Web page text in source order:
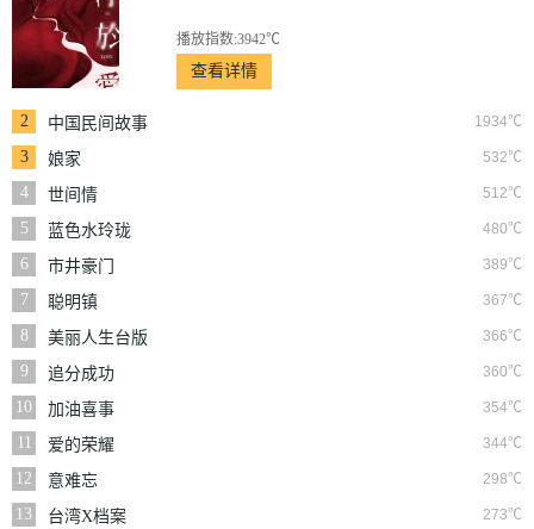
播放指数:3942℃
查看详情
2 1934℃
中国民间故事
3
532℃
娘家
4
512℃
世间情
5
480℃
蓝色水玲珑
6
389℃
市井豪门
7
367℃
聪明镇
8
366℃
美丽人生台版
9
360℃
追分成功
10
354℃
加油喜事
11
344℃
爱的荣耀
12
298℃
意难忘
13
273℃
台湾X档案